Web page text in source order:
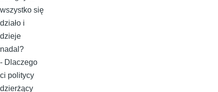
wszystko się
działo i
dzieje
nadal?
- Dlaczego
ci politycy
dzierżący